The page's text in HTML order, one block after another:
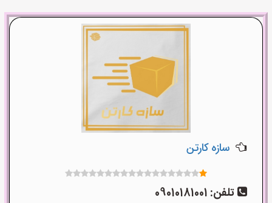
سازه کارتن
تلفن: 09010181001